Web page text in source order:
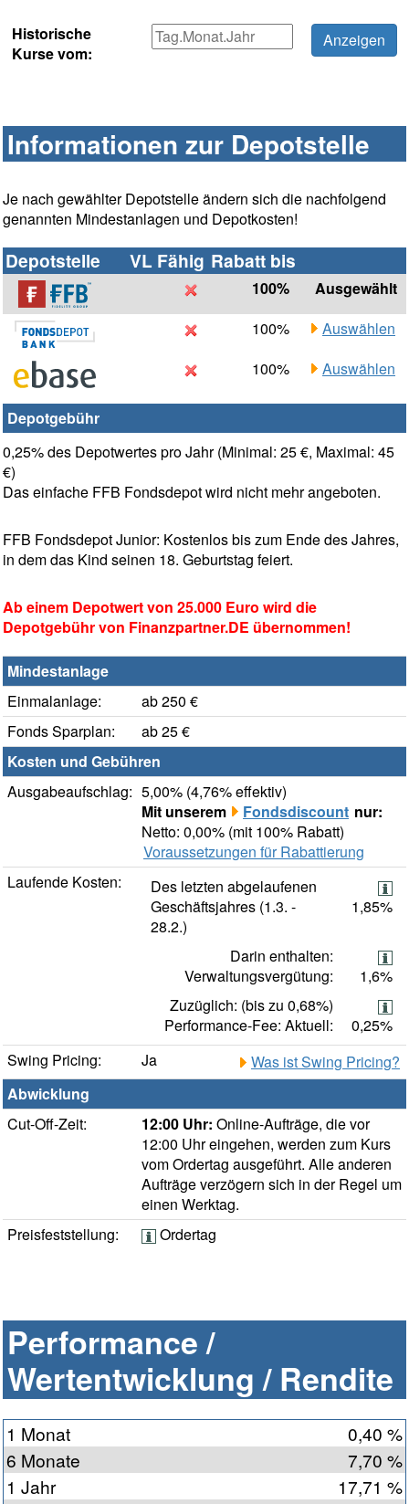
Historische
Kurse vom:
Informationen zur Depotstelle
Je nach gewählter Depotstelle ändern sich die nachfolgend
genannten Mindestanlagen und Depotkosten!
Depotstelle VL Fähig Rabatt bis
100%
Ausgewählt
100%
Auswählen
100%
Auswählen
Depotgebühr
0,25% des Depotwertes pro Jahr (Minimal: 25 €, Maximal: 45
€)
Das einfache FFB Fondsdepot wird nicht mehr angeboten.
FFB Fondsdepot Junior: Kostenlos bis zum Ende des Jahres,
in dem das Kind seinen 18. Geburtstag feiert.
Ab einem Depotwert von 25.000 Euro wird die
Depotgebühr von Finanzpartner.DE übernommen!
Mindestanlage
Einmalanlage:
ab 250 €
Fonds Sparplan:
ab 25 €
Kosten und Gebühren
Ausgabeaufschlag: 5,00% (4,76% effektiv)
Mit unserem
Fondsdiscount nur:
Netto: 0,00% (mit 100% Rabatt)
Voraussetzungen für Rabattierung
Laufende Kosten:
Des letzten abgelaufenen
Geschäftsjahres (1.3. -
28.2.)
1,85%
Darin enthalten:
Verwaltungsvergütung:
1,6%
Zuzüglich: (bis zu 0,68%)
Performance-Fee: Aktuell:
0,25%
Swing Pricing:
Ja
Was ist Swing Pricing?
Abwicklung
Cut-Off-Zeit:
12:00 Uhr: Online-Aufträge, die vor
12:00 Uhr eingehen, werden zum Kurs
vom Ordertag ausgeführt. Alle anderen
Aufträge verzögern sich in der Regel um
einen Werktag.
Preisfeststellung:
Ordertag
Performance /
Wertentwicklung / Rendite
1 Monat
0,40 %
6 Monate
7,70 %
1 Jahr
17,71 %